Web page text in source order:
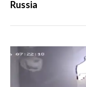
Russia